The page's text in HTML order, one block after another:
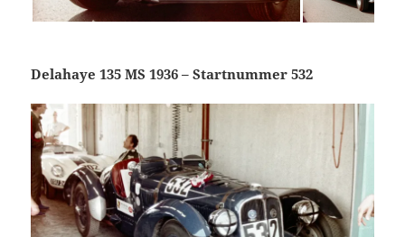
Delahaye 135 MS 1936 – Startnummer 532